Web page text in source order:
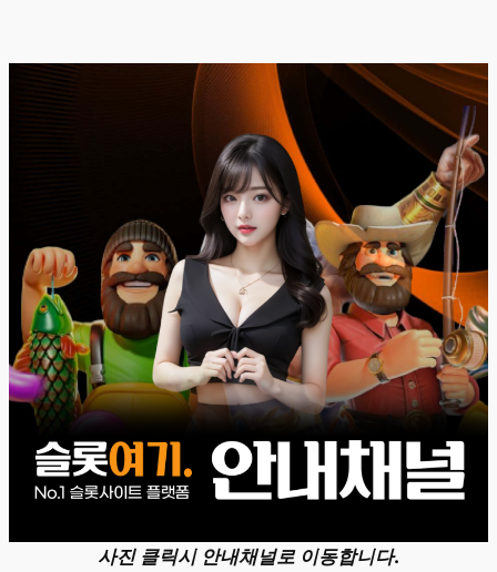
사진 클릭시 안내채널로 이동합니다.